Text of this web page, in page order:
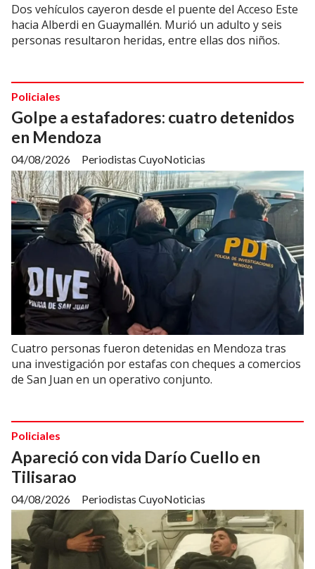
Dos vehículos cayeron desde el puente del Acceso Este
hacia Alberdi en Guaymallén. Murió un adulto y seis
personas resultaron heridas, entre ellas dos niños.
Golpe a estafadores: cuatro detenidos
en Mendoza
Periodistas CuyoNoticias
Policiales
04/08/2026
Cuatro personas fueron detenidas en Mendoza tras
una investigación por estafas con cheques a comercios
de San Juan en un operativo conjunto.
Apareció con vida Darío Cuello en
Tilisarao
Periodistas CuyoNoticias
Policiales
04/08/2026